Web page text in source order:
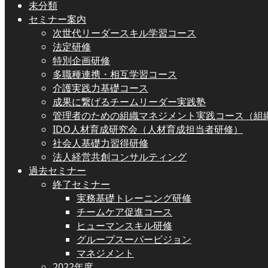
未分類
セミナー案内
次世代リーダースキル学習コース
法定研修
特別企画研修
多職種連携・相互学習コース
介護実践力基礎コース
成果に繋げるチームリーダー実践塾
管理者のための組織マネジメント実践コース（組
IDO人材育成研究会（人材育成担当者研修）
社会人基礎力習得研修
法人経営共創コンサルティング
過去セミナー
終了セミナー
実務基礎トレーニング研修
チームケア促進コース
ヒューマンスキル研修
グループスーパービジョン
マネジメント